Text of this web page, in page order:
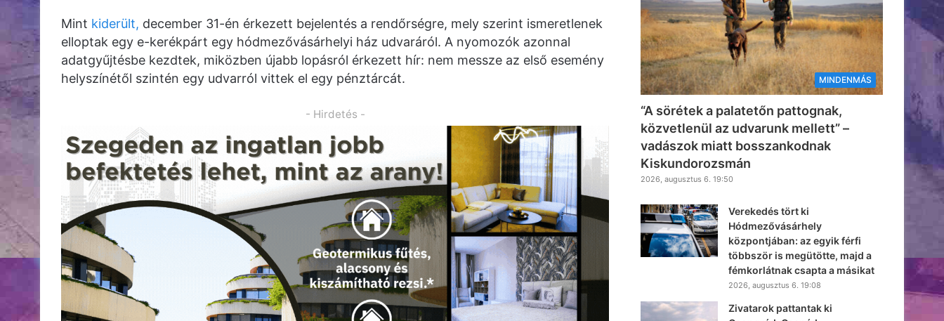
Mint kiderült, december 31-én érkezett bejelentés a rendőrségre, mely szerint ismeretlenek
elloptak egy e-kerékpárt egy hódmezővásárhelyi ház udvaráról. A nyomozók azonnal
adatgyűjtésbe kezdtek, miközben újabb lopásról érkezett hír: nem messze az első esemény
helyszínétől szintén egy udvarról vittek el egy pénztárcát.
- Hirdetés -
MINDENMÁS
“A sörétek a palatetőn pattognak,
közvetlenül az udvarunk mellett” –
vadászok miatt bosszankodnak
Kiskundorozsmán
2026, augusztus 6. 19:50
Verekedés tört ki
Hódmezővásárhely
központjában: az egyik férfi
többször is megütötte, majd a
fémkorlátnak csapta a másikat
2026, augusztus 6. 19:08
Zivatarok pattantak ki